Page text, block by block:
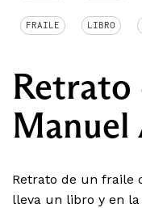
FRAILE LIBRO
Retrato
Manuel
Retrato de un fraile
lleva un libro y en